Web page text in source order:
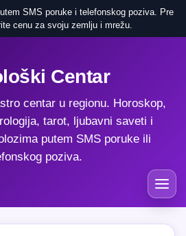
SMS poruke i telefonskog poziva. Pre
cenu za svoju zemlju i mrežu.
Centar
centar u regionu. Horoskop,
tarot, ljubavni saveti i
putem SMS poruke ili
poziva.